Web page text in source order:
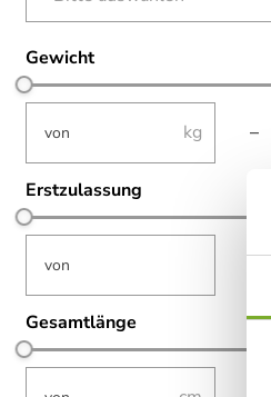
Gewicht
–
Erstzulassung
Gesamtlänge